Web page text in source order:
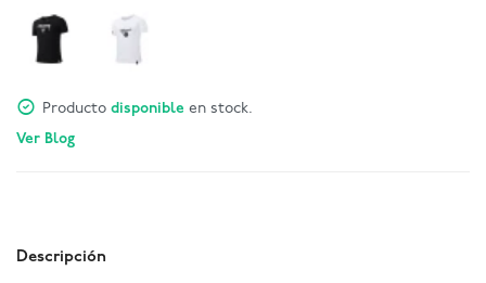
Producto disponible en stock.
Ver Blog
Descripción